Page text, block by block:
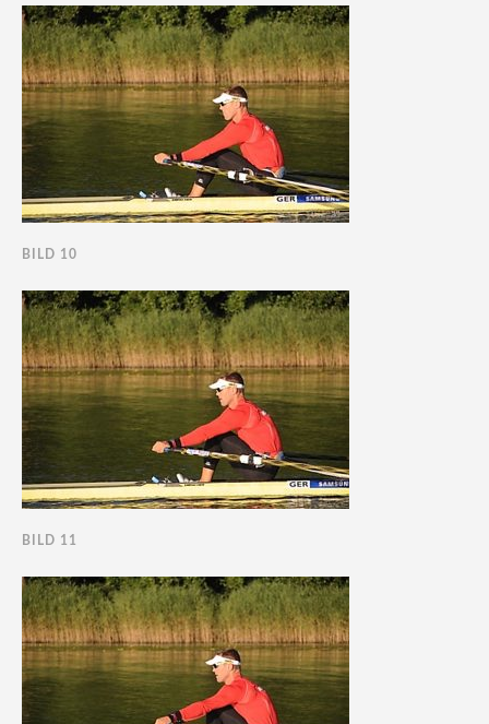
BILD 10
BILD 11